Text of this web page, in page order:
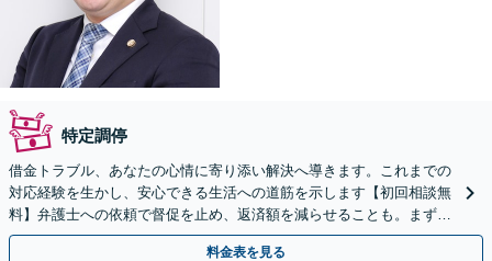
特定調停
借金トラブル、あなたの心情に寄り添い解決へ導きます。これまでの
対応経験を生かし、安心できる生活への道筋を示します【初回相談無
料】弁護士への依頼で督促を止め、返済額を減らせることも。まずは
ご相談ください【分割払い可】
料金表を見る